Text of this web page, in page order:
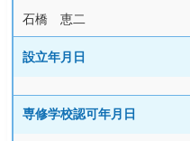
石橋 恵二
設立年月日
専修学校認可年月日